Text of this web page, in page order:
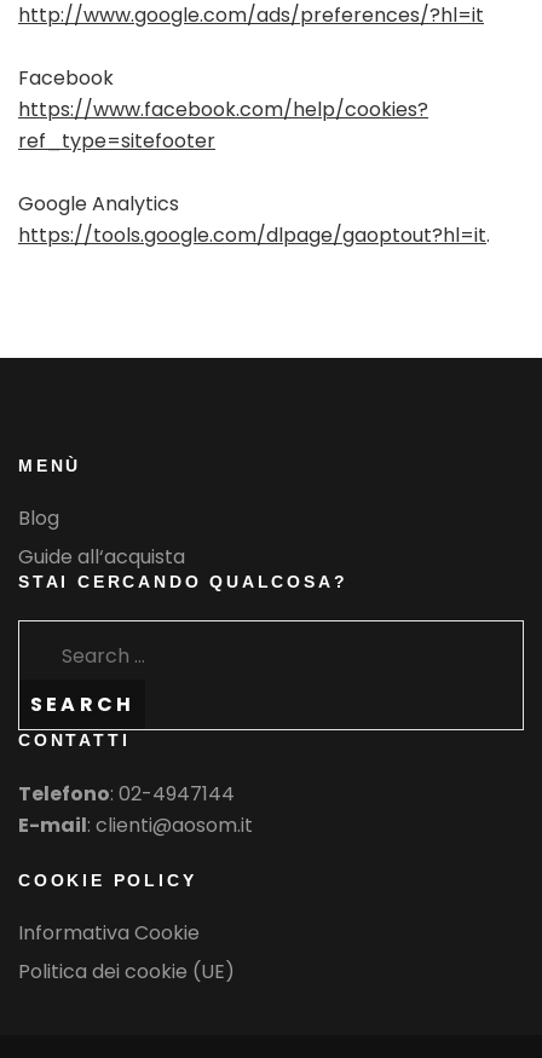
http://www.google.com/ads/preferences/?hl=it
Facebook
https://www.facebook.com/help/cookies?
ref_type=sitefooter
Google Analytics
https://tools.google.com/dlpage/gaoptout?hl=it.
MENÙ
Blog
Guide all‘acquista
STAI CERCANDO QUALCOSA?
Search
SEARCH
CONTATTI
Telefono: 02-4947144
E-mail: clienti@aosom.it
COOKIE POLICY
Informativa Cookie
Politica dei cookie (UE)